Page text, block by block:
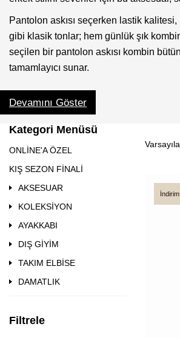
Pantolon askısı seçerken lastik
gibi klasik tonlar; hem günlük şık
seçilen bir pantolon askısı kombin
tamamlayıcı sunar.
Devamını Göster
Kategori Menüsü
ONLİNE'A ÖZEL
KIŞ SEZON FİNALİ
AKSESUAR
KOLEKSİYON
AYAKKABI
DIŞ GİYİM
TAKIM ELBİSE
DAMATLIK
Filtrele
İndirim